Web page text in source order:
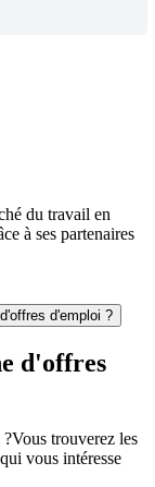
du travail en
à ses partenaires
d'emploi ?
d'offres
?Vous trouverez les
vous intéresse